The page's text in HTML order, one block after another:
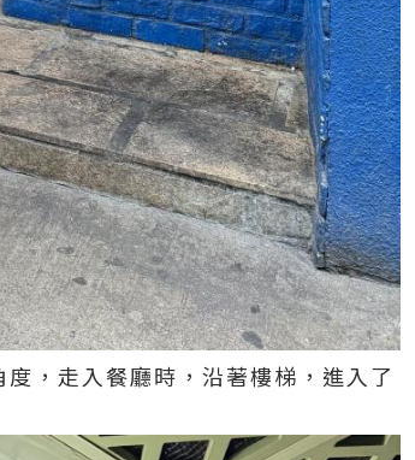
，走入餐廳時，沿著樓梯，進入了